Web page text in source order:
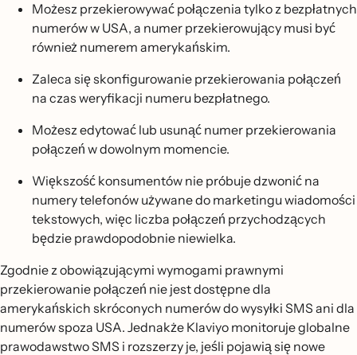
Możesz przekierowywać połączenia tylko z bezpłatnych
numerów w USA, a numer przekierowujący musi być
również numerem amerykańskim.
Zaleca się skonfigurowanie przekierowania połączeń
na czas weryfikacji numeru bezpłatnego.
Możesz edytować lub usunąć numer przekierowania
połączeń w dowolnym momencie.
Większość konsumentów nie próbuje dzwonić na
numery telefonów używane do marketingu wiadomości
tekstowych, więc liczba połączeń przychodzących
będzie prawdopodobnie niewielka.
Zgodnie z obowiązującymi wymogami prawnymi
przekierowanie połączeń nie jest dostępne dla
amerykańskich skróconych numerów do wysyłki SMS ani dla
numerów spoza USA. Jednakże Klaviyo monitoruje globalne
prawodawstwo SMS i rozszerzy je, jeśli pojawią się nowe